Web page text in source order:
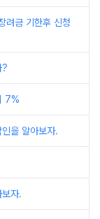
려금 기한후 신청
?
7%
을 알아보자.
자.